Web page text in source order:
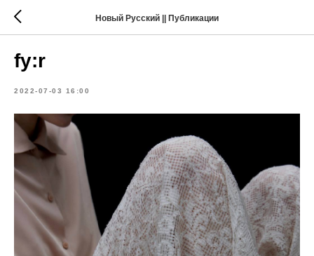
Новый Русский || Публикации
fy:r
2022-07-03 16:00